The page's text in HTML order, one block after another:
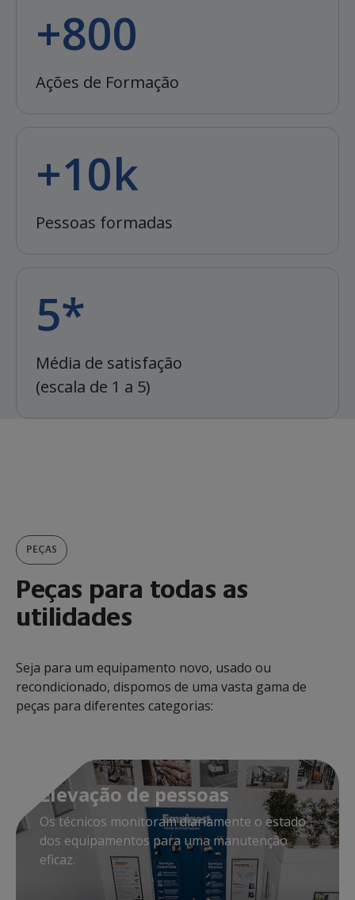
+800
Ações de Formação
+10k
Pessoas formadas
5*
Média de satisfação
(escala de 1 a 5)
PEÇAS
Peças para todas as
utilidades
Seja para um equipamento novo, usado ou
recondicionado, dispomos de uma vasta gama de
peças para diferentes categorias:
Elevação de pessoas
Os técnicos monitoram diariamente o estado
dos equipamentos para uma manutenção
eficaz.